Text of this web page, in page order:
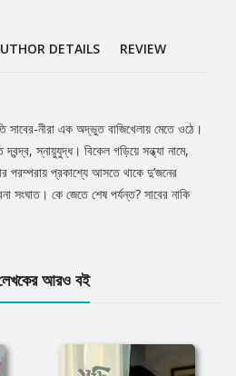
DETAILS REVIEW
নীরা এক অদ্ভুত বাজিখেলায় মেতে ওঠে।
স্নায়ুযুদ্ধ। বিকেল গড়িয়ে সন্ধ্যা নামে,
পরম্পরায় প্রকাশ্যে আসতে থাকে দু’জনের
সংঘাত। কে জেতে শেষ পর্যন্ত? সাবের নাকি
আরও বই